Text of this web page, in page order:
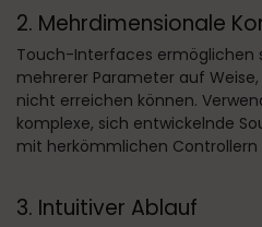
2. Mehrdimensionale
Touch-Interfaces ermöglichen
mehrerer Parameter auf
nicht erreichen können.
komplexe, sich entwickelnde
mit herkömmlichen Controllern
3. Intuitiver Ablauf